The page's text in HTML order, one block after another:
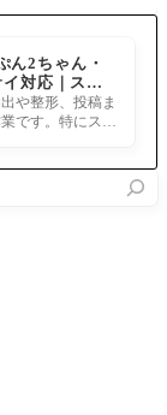
ん2ちゃん・
対応｜スマ
FGOのまと
や整形、投稿ま
です。特にスマ
Cサポー
ターを探
せ！